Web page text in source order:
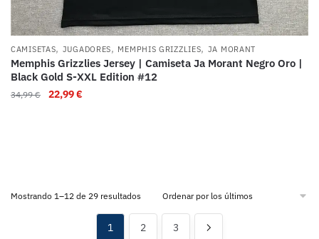
CAMISETAS, JUGADORES, MEMPHIS GRIZZLIES, JA MORANT
Memphis Grizzlies Jersey | Camiseta Ja Morant Negro Oro |
Black Gold S-XXL Edition #12
34,99€ 22,99€
Mostrando 1–12 de 29 resultados
1 2 3